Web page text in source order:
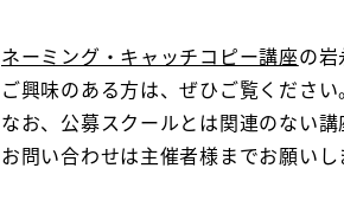
ネーミング・キャッチコピー講座の岩
ご興味のある方は、ぜひご覧ください。
なお、公募スクールとは関連のない講
お問い合わせは主催者様までお願いし